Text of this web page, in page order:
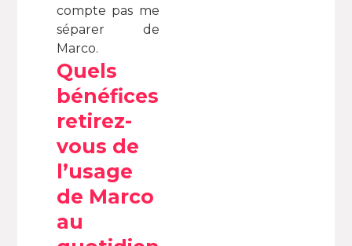
compte pas me
séparer de
Marco.
Quels
bénéfices
retirez-
vous de
l’usage
de Marco
au